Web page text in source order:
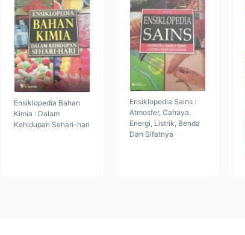
Ensiklopedia Bahan
Kimia : Dalam
Kehidupan Sehari-hari
Ensiklopedia Sains :
Atmosfer, Cahaya,
Energi, Listrik, Benda
Dan Sifatnya